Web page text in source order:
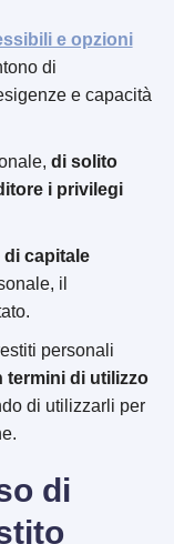
e opzioni
di
e capacità
di solito
i privilegi
capitale
il
personali
termini di utilizzo
di utilizzarli per
di